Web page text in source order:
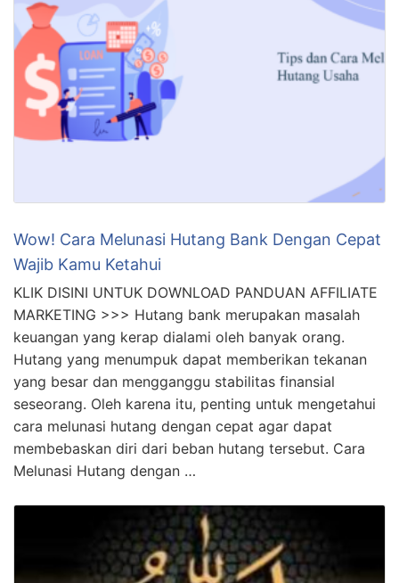
Wow! Cara Melunasi Hutang Bank Dengan Cepat
Wajib Kamu Ketahui
KLIK DISINI UNTUK DOWNLOAD PANDUAN AFFILIATE
MARKETING >>> Hutang bank merupakan masalah
keuangan yang kerap dialami oleh banyak orang.
Hutang yang menumpuk dapat memberikan tekanan
yang besar dan mengganggu stabilitas finansial
seseorang. Oleh karena itu, penting untuk mengetahui
cara melunasi hutang dengan cepat agar dapat
membebaskan diri dari beban hutang tersebut. Cara
Melunasi Hutang dengan …